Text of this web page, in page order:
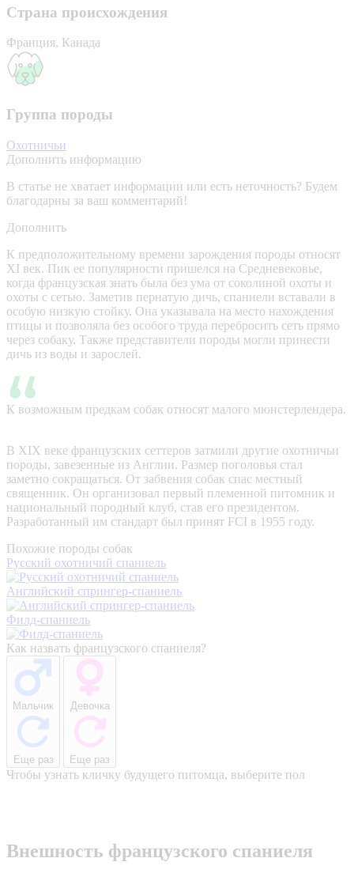
Страна происхождения
Франция, Канада
Группа породы
Охотничьи
Дополнить информацию
В статье не хватает информации или есть неточность? Будем
благодарны за ваш комментарий!
Дополнить
К предположительному времени зарождения породы относят
XI век. Пик ее популярности пришелся на Средневековье,
когда французская знать была без ума от соколиной охоты и
охоты с сетью. Заметив пернатую дичь, спаниели вставали в
особую низкую стойку. Она указывала на место нахождения
птицы и позволяла без особого труда перебросить сеть прямо
через собаку. Также представители породы могли принести
дичь из воды и зарослей.
К возможным предкам собак относят малого мюнстерлендера.
В XIX веке французских сеттеров затмили другие охотничьи
породы, завезенные из Англии. Размер поголовья стал
заметно сокращаться. От забвения собак спас местный
священник. Он организовал первый племенной питомник и
национальный породный клуб, став его президентом.
Разработанный им стандарт был принят FCI в 1955 году.
Похожие породы собак
Русский охотничий спаниель
Английский спрингер-спаниель
Филд-спаниель
Как назвать французского спаниеля?
Мальчик
Еще раз
Девочка
Еще раз
Чтобы узнать кличку будущего питомца, выберите пол
Внешность французского спаниеля